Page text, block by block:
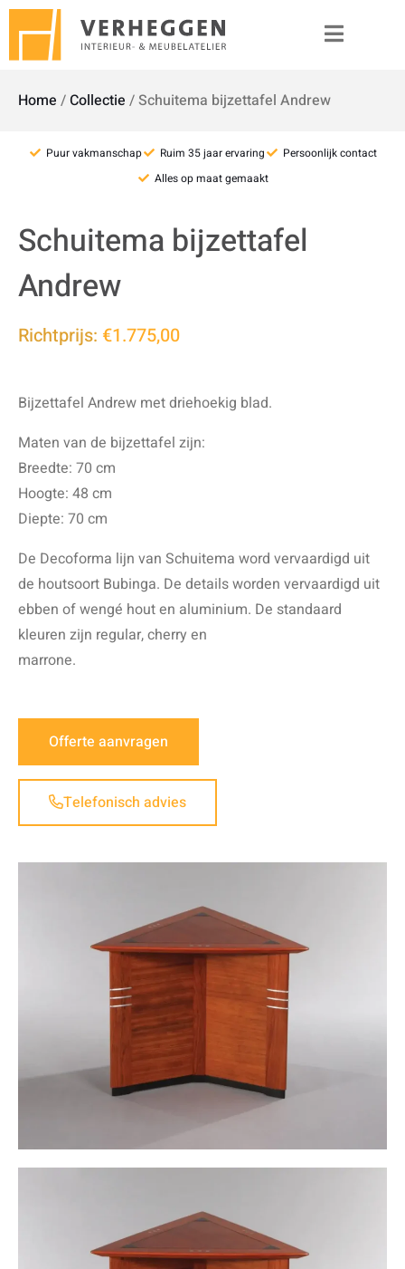
Home /Collectie /Schuitema bijzettafel Andrew
Puur vakmanschap Ruim 35 jaar ervaring
Persoonlijk contact
Alles op maat gemaakt
Schuitema bijzettafel
Andrew
Richtprijs: €1.775,00
Bijzettafel Andrew met driehoekig blad.
Maten van de bijzettafel zijn:
Breedte: 70 cm
Hoogte: 48 cm
Diepte: 70 cm
De Decoforma lijn van Schuitema word vervaardigd uit
de houtsoort Bubinga. De details worden vervaardigd uit
ebben of wengé hout en aluminium. De standaard
kleuren zijn regular, cherry en
marrone.
Offerte aanvragen
Telefonisch advies